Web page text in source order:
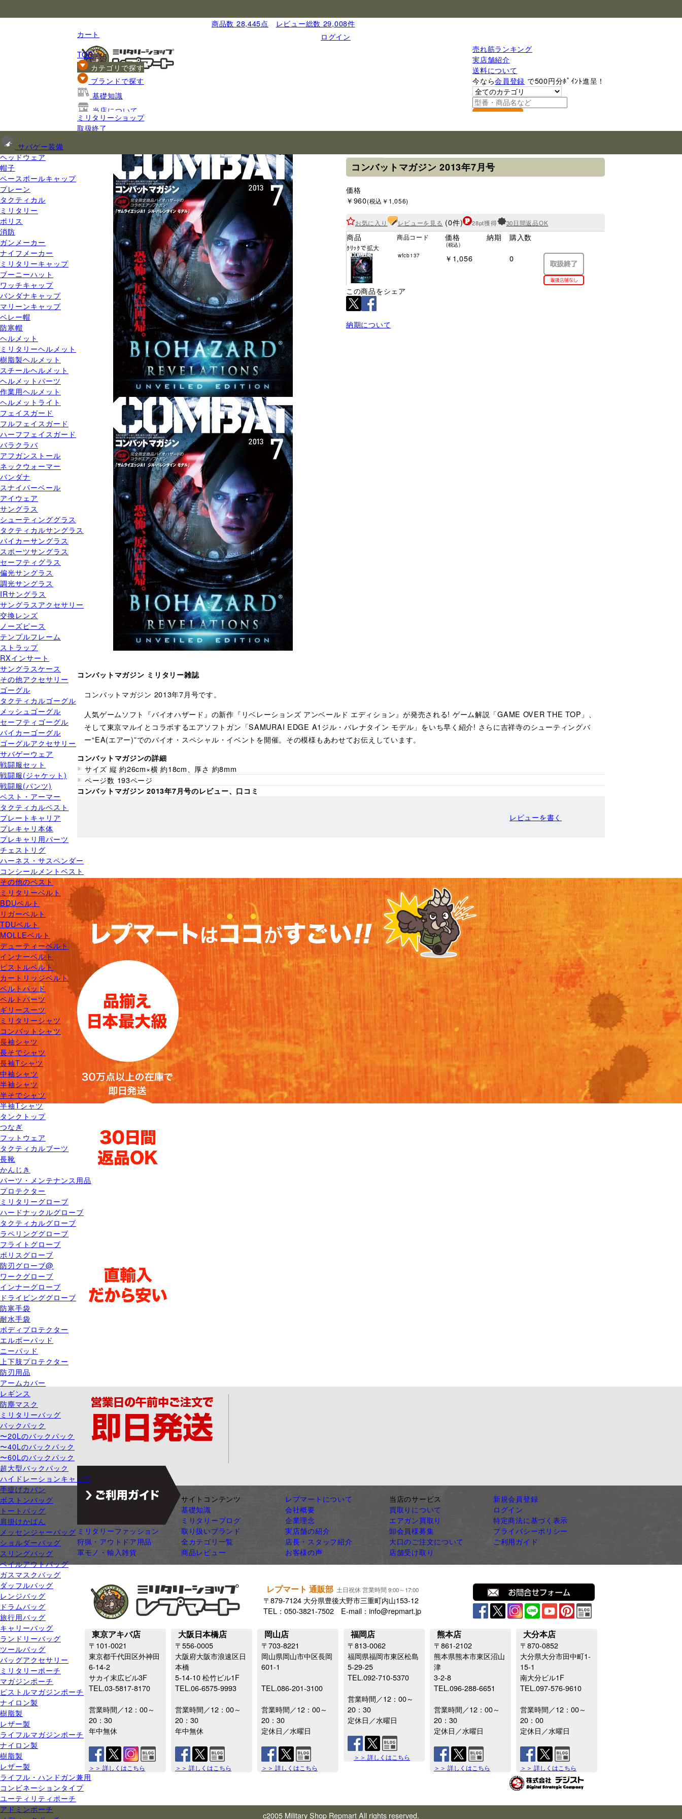
商品数 28,445点
レビュー総数 29,008件
ログイン
カート
売れ筋ランキング
実店舗紹介
送料について
今なら会員登録 で500円分ﾎﾟｲﾝﾄ進呈！
TOP
カテゴリで探す
サバゲー装備
ヘッドウェア
帽子
ベースボールキャップ
プレーン
タクティカル
ミリタリー
ポリス
消防
ガンメーカー
ナイフメーカー
ミリタリーキャップ
ブーニーハット
ワッチキャップ
バンダナキャップ
マリーンキャップ
ベレー帽
防寒帽
ヘルメット
ミリタリーヘルメット
樹脂製ヘルメット
スチールヘルメット
ヘルメットパーツ
作業用ヘルメット
ヘルメットライト
フェイスガード
フルフェイスガード
ハーフフェイスガード
バラクラバ
アフガンストール
ネックウォーマー
バンダナ
スナイパーベール
アイウェア
サングラス
シューティンググラス
タクティカルサングラス
バイカーサングラス
スポーツサングラス
セーフティグラス
偏光サングラス
調光サングラス
IRサングラス
サングラスアクセサリー
交換レンズ
ノーズピース
テンプルフレーム
ストラップ
RXインサート
サングラスケース
その他アクセサリー
ゴーグル
タクティカルゴーグル
メッシュゴーグル
セーフティゴーグル
バイカーゴーグル
ゴーグルアクセサリー
サバゲーウェア
戦闘服セット
戦闘服(ジャケット)
戦闘服(パンツ)
ベスト・アーマー
タクティカルベスト
プレートキャリア
プレキャリ本体
プレキャリ用パーツ
チェストリグ
ハーネス・サスペンダー
コンシールメントベスト
その他のベスト
ミリタリーベルト
BDUベルト
リガーベルト
TDUベルト
MOLLEベルト
デューティーベルト
インナーベルト
ピストルベルト
カートリッジベルト
ベルトパッド
ベルトパーツ
ギリースーツ
ミリタリーシャツ
コンバットシャツ
長袖シャツ
長そでシャツ
長袖Tシャツ
中袖シャツ
半袖シャツ
半そでシャツ
半袖Tシャツ
タンクトップ
つなぎ
フットウェア
タクティカルブーツ
長靴
かんじき
パーツ・メンテナンス用品
プロテクター
ミリタリーグローブ
ハードナックルグローブ
タクティカルグローブ
ラペリンググローブ
フライトグローブ
ポリスグローブ
防刃グローブ@
ワークグローブ
インナーグローブ
ドライビンググローブ
防寒手袋
耐水手袋
ボディプロテクター
エルボーパッド
ニーパッド
上下肢プロテクター
防刃用品
アームカバー
レギンス
防塵マスク
ミリタリーバッグ
バックパック
〜20Lのバックパック
〜40Lのバックパック
〜60Lのバックパック
超大型バックパック
ハイドレーションキャリア
手提げカバン
ボストンバッグ
トートバッグ
肩掛けかばん
メッセンジャーバッグ
ショルダーバッグ
スリングバッグ
ベイルアウトバッグ
ガスマスクバッグ
ダッフルバッグ
レンジバッグ
ドラムバッグ
旅行用バッグ
キャリーバッグ
ランドリーバッグ
ツールバッグ
バッグアクセサリー
ミリタリーポーチ
マガジンポーチ
ピストルマガジンポーチ
ナイロン製
樹脂製
レザー製
ライフルマガジンポーチ
ナイロン製
樹脂製
レザー製
ライフル・ハンドガン兼用
コンビネーションタイプ
ユーティリティポーチ
アドミンポーチ
ブランドで探す
基礎知識
当店について
ご利用ガイド
ミリタリーショップ
取扱終了
コンバットマガジン 2013年7月号
価格
￥960(税込￥1,056)
お気に入り レビューを見る (0件) 28pt獲得 30日間返品OK
商品
ｸﾘｯｸで拡大
商品コード 価格
(税込)
納期 購入数
wfcb137 ￥1,056 0
この商品をシェア
納期について
コンバットマガジン ミリタリー雑誌
コンバットマガジン 2013年7月号です。
人気ゲームソフト『バイオハザード』の新作『リベレーションズ アンベールド エディション』が発売される! ゲーム解説「GAME OVER THE TOP」、
そして東京マルイとコラボするエアソフトガン「SAMURAI EDGE A1ジル・バレナタイン モデル」をいち早く紹介! さらに吉祥寺のシューティングバ
ー“EA(エアー)”でのバイオ・スペシャル・イベントを開催。その模様もあわせてお伝えしています。
コンバットマガジンの詳細
サイズ 縦 約26cm×横 約18cm、厚さ 約8mm
ページ数 193ページ
コンバットマガジン 2013年7月号のレビュー、口コミ
レビューを書く
ジャンル別カテゴリ
ミリタリーファッション
狩猟・アウトドア用品
軍モノ・輸入雑貨
サイトコンテンツ
基礎知識
ミリタリーブログ
取り扱いブランド
全カテゴリ一覧
商品レビュー
レプマートについて
会社概要
企業理念
実店舗の紹介
店長・スタッフ紹介
お客様の声
当店のサービス
買取りについて
エアガン買取り
卸会員様募集
大口のご注文について
店舗受け取り
新規会員登録
ログイン
特定商法に基づく表示
プライバシーポリシー
ご利用ガイド
レプマート 通販部 土日祝休 営業時間 9:00～17:00
〒879-7124 大分県豊後大野市三重町内山153-12
TEL：050-3821-7502 E-mail：info@repmart.jp
東京アキバ店
〒101-0021
東京都千代田区外神田
6-14-2
サカイ末広ビル3F
TEL.03-5817-8170
営業時間／12：00～
20：30
年中無休
＞＞ 詳しくはこちら
大阪日本橋店
〒556-0005
大阪府大阪市浪速区日
本橋
5-14-10 松竹ビル1F
TEL.06-6575-9993
営業時間／12：00～
20：30
年中無休
＞＞ 詳しくはこちら
岡山店
〒703-8221
岡山県岡山市中区長岡
601-1
TEL.086-201-3100
営業時間／12：00～
20：30
定休日／水曜日
＞＞ 詳しくはこちら
福岡店
〒813-0062
福岡県福岡市東区松島
5-29-25
TEL.092-710-5370
営業時間／12：00～
20：30
定休日／水曜日
＞＞ 詳しくはこちら
熊本店
〒861-2102
熊本県熊本市東区沼山
津
3-2-8
TEL.096-288-6651
営業時間／12：00～
20：30
定休日／水曜日
＞＞ 詳しくはこちら
大分本店
〒870-0852
大分県大分市田中町1-
15-1
南大分ビル1F
TEL.097-576-9610
営業時間／12：00～
20：00
定休日／水曜日
＞＞ 詳しくはこちら
c2005 Military Shop Repmart All rights reserved.